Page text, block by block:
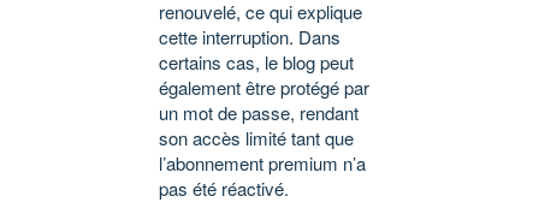
renouvelé, ce qui explique
cette interruption. Dans
certains cas, le blog peut
également être protégé par
un mot de passe, rendant
son accès limité tant que
l’abonnement premium n’a
pas été réactivé.